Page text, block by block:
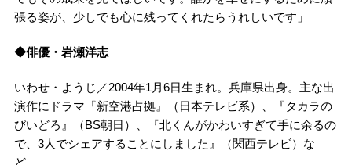
張る姿が、少しでも心に残ってくれたらうれしいです」
◆俳優・岩瀬洋志
いわせ・ようじ／2004年1月6日生まれ。兵庫県出身。主な出
演作にドラマ『新空港占拠』（日本テレビ系）、『タカラの
びいどろ』（BS朝日）、『北くんがかわいすぎて手に余るの
で、3人でシェアすることにしました』（関西テレビ）な